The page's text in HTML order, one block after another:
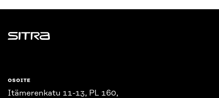
Sitra
OSOITE
Itämerenkatu 11-13, PL 160,